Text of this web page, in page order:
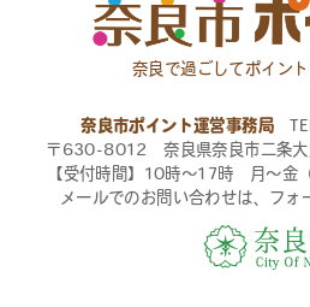
奈良で過ごしてポイント
奈良市ポイント運営事務局
〒630-8012 奈良県奈良市二条
【受付時間】10時〜17時 月〜金
メールでのお問い合わせは、フォ